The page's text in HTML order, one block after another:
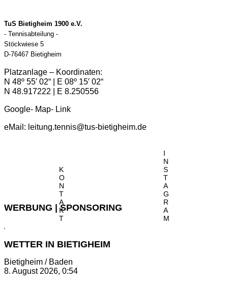
TuS Bietigheim 1900 e.V.
- Tennisabteilung -
Stöckwiese 5
D-76467 Bietigheim
Platzanlage – Koordinaten:
N 48º 55′ 02“ | E 08º 15′ 02“
N 48.917222 | E 8.250556
Google- Map- Link
eMail: leitung.tennis@tus-bietigheim.de
K
O
N
T
A
K
T
I
N
S
T
A
G
R
A
M
WERBUNG | SPONSORING
WETTER IN BIETIGHEIM
Bietigheim / Baden
8. August 2026, 0:54